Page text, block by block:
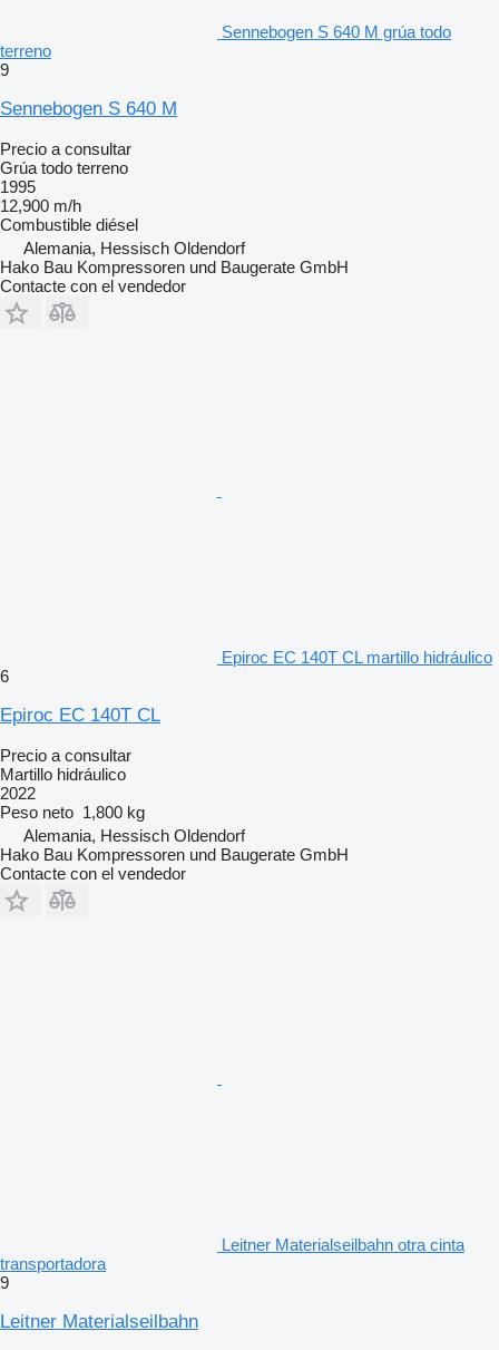
Sennebogen S 640 M grúa todo
terreno
9
Sennebogen S 640 M
Precio a consultar
Grúa todo terreno
1995
12,900 m/h
Combustible diésel
Alemania, Hessisch Oldendorf
Hako Bau Kompressoren und Baugerate GmbH
Contacte con el vendedor
Epiroc EC 140T CL martillo hidráulico
6
Epiroc EC 140T CL
Precio a consultar
Martillo hidráulico
2022
Peso neto 1,800 kg
Alemania, Hessisch Oldendorf
Hako Bau Kompressoren und Baugerate GmbH
Contacte con el vendedor
Leitner Materialseilbahn otra cinta
transportadora
9
Leitner Materialseilbahn